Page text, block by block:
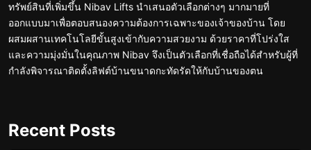
ทรัพย์สินที่เพิ่มขึ้น Nibav Lifts นำเสนอตัวเลือกต่างๆ มากมายที่
ออกแบบมาเพื่อตอบสนองความต้องการเฉพาะของเจ้าของบ้าน โดย
ผสมผสานเทคโนโลยีขั้นสูงเข้ากับความสวยงาม ด้วยราคาที่โปร่งใส
และความมุ่งมั่นในคุณภาพ Nibav จึงเป็นตัวเลือกที่เชื่อถือได้สำหรับผู้ที่
กำลังพิจารณาติดตั้งลิฟต์บ้านขนาดกะทัดรัดให้กับบ้านของตน
Recent Posts